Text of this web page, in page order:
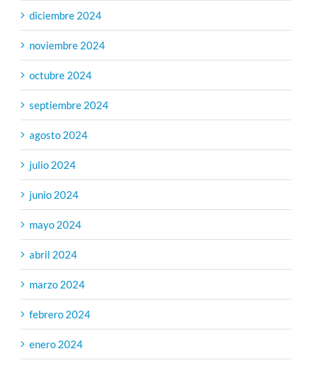
diciembre 2024
noviembre 2024
octubre 2024
septiembre 2024
agosto 2024
julio 2024
junio 2024
mayo 2024
abril 2024
marzo 2024
febrero 2024
enero 2024